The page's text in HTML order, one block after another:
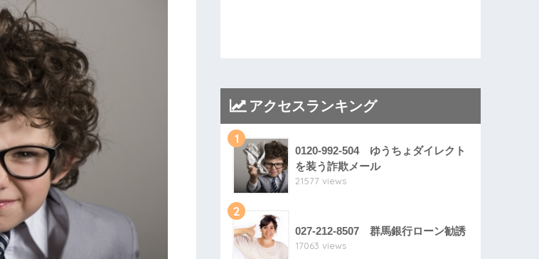
アクセスランキング
1
0120-992-504 ゆうちょダイレクト
を装う詐欺メール
21577 views
2
027-212-8507 群馬銀行ローン勧誘
17063 views